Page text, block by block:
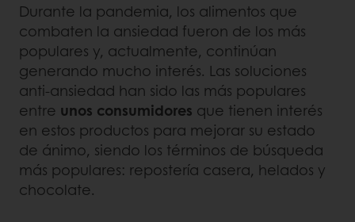
Durante la pandemia, los alimentos que
combaten la ansiedad fueron de los más
populares y, actualmente, continúan
generando mucho interés. Las soluciones
anti-ansiedad han sido las más populares
entre unos consumidores que tienen interés
en estos productos para mejorar su estado
de ánimo, siendo los términos de búsqueda
más populares: repostería casera, helados y
chocolate.